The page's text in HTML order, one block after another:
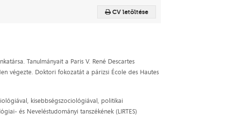
CV letöltése
Tanulmányait a Paris V. René Descartes
végezte. Doktori fokozatát a párizsi École des Hautes
kisebbségszociológiával, politikai
és Neveléstudományi tanszékének (LIRTES)